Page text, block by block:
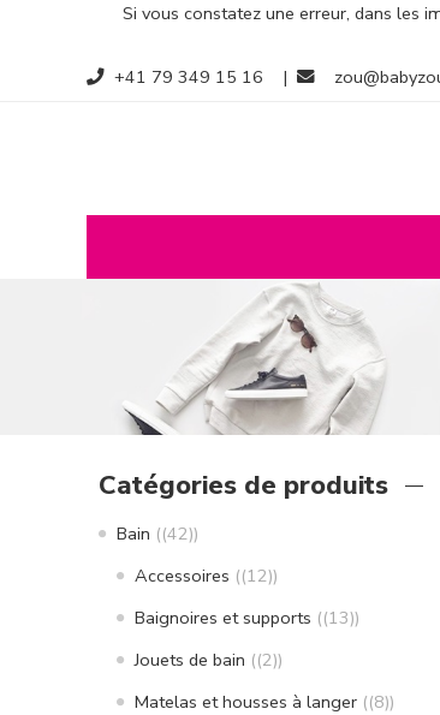
Si vous constatez une erreur, dans les
+41 79 349 15 16 |
Catégories de produits
Bain (42)
Accessoires (12)
Baignoires et supports (13)
Jouets de bain (2)
Matelas et housses à langer (8)